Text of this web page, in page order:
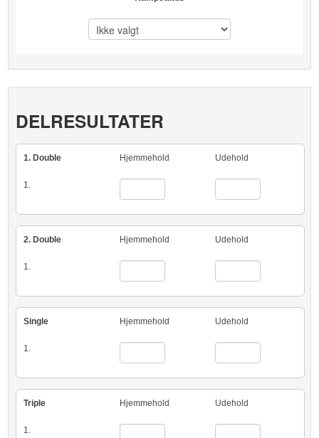
DELRESULTATER
1. Double Hjemmehold Udehold
1.
2. Double Hjemmehold Udehold
1.
Single Hjemmehold Udehold
1.
Triple Hjemmehold Udehold
1.